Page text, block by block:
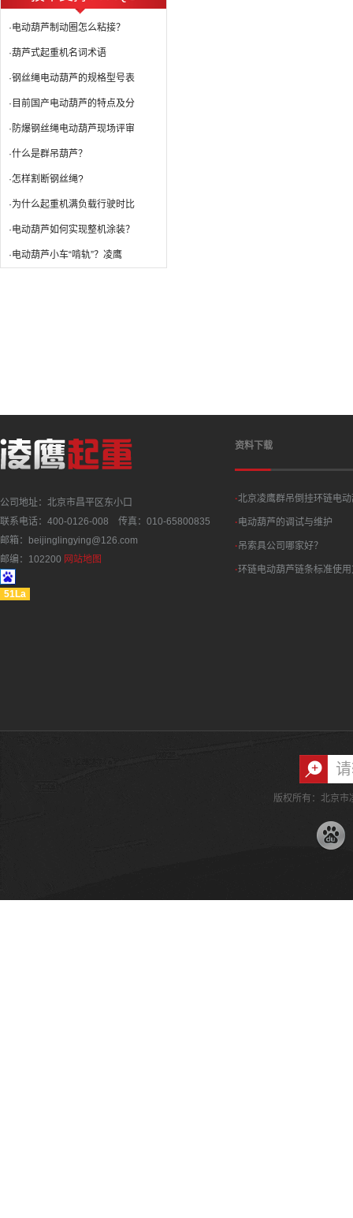
·电动葫芦制动圈怎么粘接？
·葫芦式起重机名词术语
·钢丝绳电动葫芦的规格型号表
·目前国产电动葫芦的特点及分
·防爆钢丝绳电动葫芦现场评审
·什么是群吊葫芦？
·怎样割断钢丝绳?
·为什么起重机满负载行驶时比
·电动葫芦如何实现整机涂装？
·电动葫芦小车“啃轨”？凌鹰
公司地址：北京市昌平区东小口
联系电话：400-0126-008 传真：010-65800835
邮箱：beijinglingying@126.com
邮编：102200 网站地图
51La
资料下载
·北京凌鹰群吊倒挂环链电
·电动葫芦的调试与维护
·吊索具公司哪家好？
·环链电动葫芦链条标准使
版权所有：北京